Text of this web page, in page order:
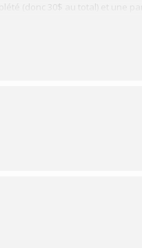
(donc 30$ au total) et une
les êtres humains de